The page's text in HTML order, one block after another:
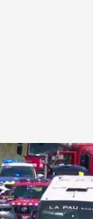
ha obligado a